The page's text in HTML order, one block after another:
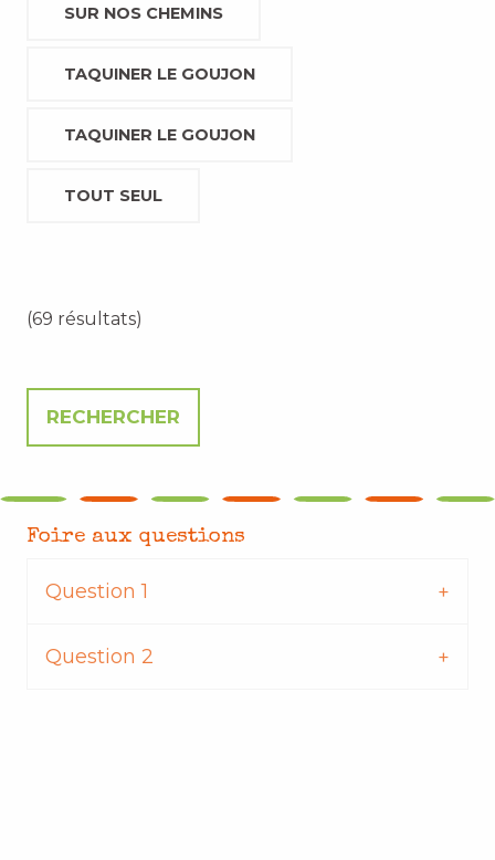
SUR NOS CHEMINS
TAQUINER LE GOUJON
TAQUINER LE GOUJON
TOUT SEUL
(69 résultats)
Foire aux questions
Question 1
Question 2